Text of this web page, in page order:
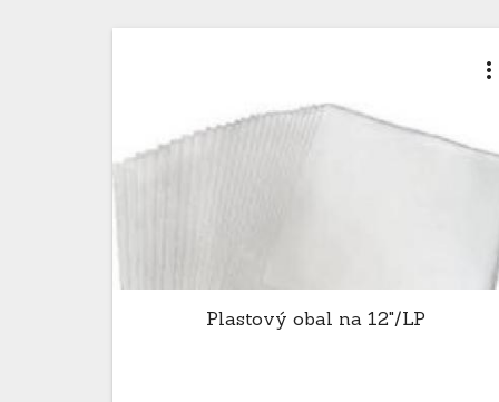
more_vert
Plastový obal na 12"/LP